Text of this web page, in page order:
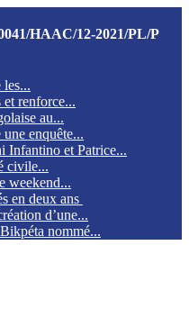
HAAC/12-2021/PL/P
les...
renforce...
au...
enquête...
Infantino et Patrice...
civile...
weekend...
en deux ans
d’une...
nommé...